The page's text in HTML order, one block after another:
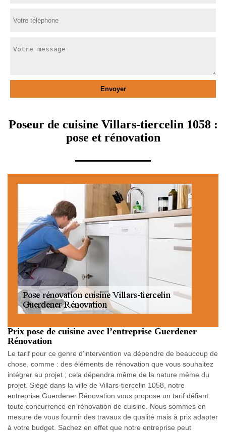
Poseur de cuisine Villars-tiercelin 1058 :
pose et rénovation
Prix pose de cuisine avec l’entreprise Guerdener
Rénovation
Le tarif pour ce genre d’intervention va dépendre de beaucoup de
chose, comme : des éléments de rénovation que vous souhaitez
intégrer au projet ; cela dépendra même de la nature même du
projet. Siégé dans la ville de Villars-tiercelin 1058, notre
entreprise Guerdener Rénovation vous propose un tarif défiant
toute concurrence en rénovation de cuisine. Nous sommes en
mesure de vous fournir des travaux de qualité mais à prix adapter
à votre budget. Sachez en effet que notre entreprise peut